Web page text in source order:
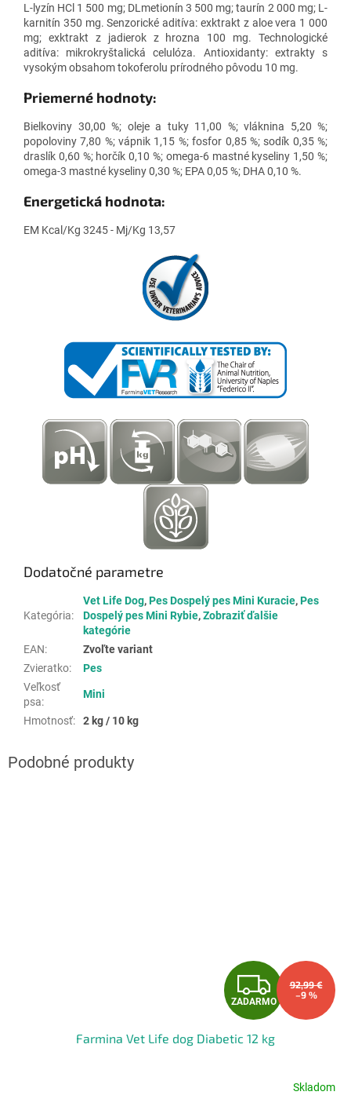
L-lyzín HCl 1 500 mg; DLmetionín 3 500 mg; taurín 2 000 mg; L-
karnitín 350 mg. Senzorické aditíva: exktrakt z aloe vera 1 000
mg; exktrakt z jadierok z hrozna 100 mg. Technologické
aditíva: mikrokryštalická celulóza. Antioxidanty: extrakty s
vysokým obsahom tokoferolu prírodného pôvodu 10 mg.
Priemerné hodnoty:
Bielkoviny 30,00 %; oleje a tuky 11,00 %; vláknina 5,20 %;
popoloviny 7,80 %; vápnik 1,15 %; fosfor 0,85 %; sodík 0,35 %;
draslík 0,60 %; horčík 0,10 %; omega-6 mastné kyseliny 1,50 %;
omega-3 mastné kyseliny 0,30 %; EPA 0,05 %; DHA 0,10 %.
Energetická hodnota:
EM Kcal/Kg 3245 - Mj/Kg 13,57
Dodatočné parametre
Kategória:
Vet Life Dog,Pes Dospelý pes Mini Kuracie,Pes
Dospelý pes Mini Rybie,Zobraziť ďalšie
kategórie
EAN:
Zvoľte variant
Zvieratko:
Pes
Veľkosť
psa:
Mini
Hmotnosť: 2 kg / 10 kg
Z
A
D
ZADARMO
92,99 €
–9 %
Farmina Vet Life dog Diabetic 12 kg
Skladom